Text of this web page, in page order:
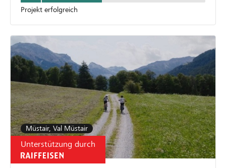
Projekt erfolgreich
Müstair, Val Müstair
Unterstützung durch